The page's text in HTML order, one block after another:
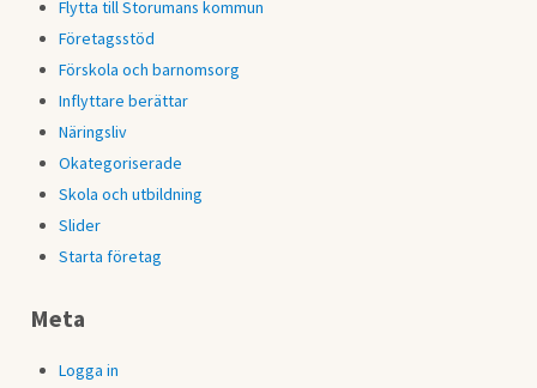
Flytta till Storumans kommun
Företagsstöd
Förskola och barnomsorg
Inflyttare berättar
Näringsliv
Okategoriserade
Skola och utbildning
Slider
Starta företag
Meta
Logga in